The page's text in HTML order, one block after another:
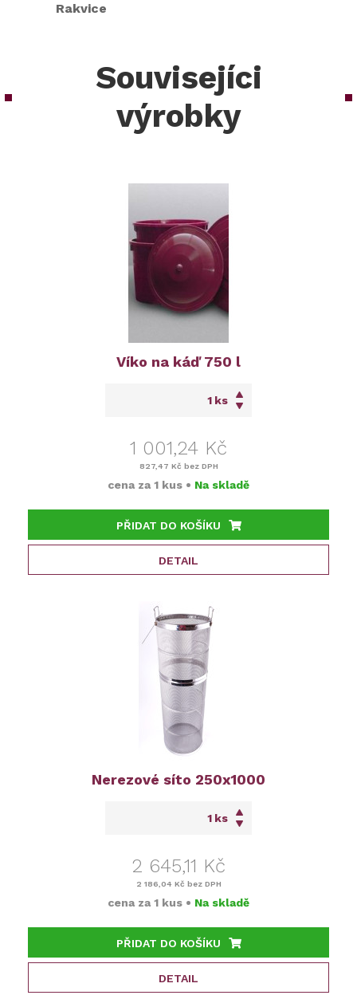
Rakvice
Souvisejíci
výrobky
Víko na káď 750 l
ks
1 001,24 Kč
827,47 Kč bez DPH
cena za 1 kus • Na skladě
PŘIDAT DO KOŠÍKU
DETAIL
Nerezové síto 250x1000
ks
2 645,11 Kč
2 186,04 Kč bez DPH
cena za 1 kus • Na skladě
PŘIDAT DO KOŠÍKU
DETAIL